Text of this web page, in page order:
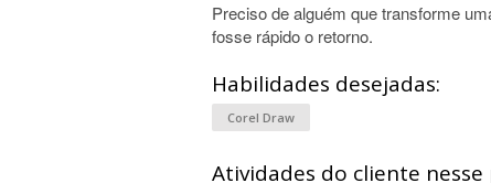
Preciso de alguém que transforme
fosse rápido o retorno.
Habilidades desejadas:
Corel Draw
Atividades do cliente